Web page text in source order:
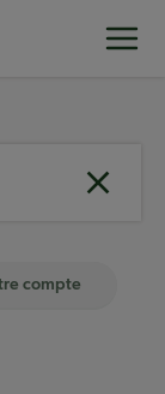
compte